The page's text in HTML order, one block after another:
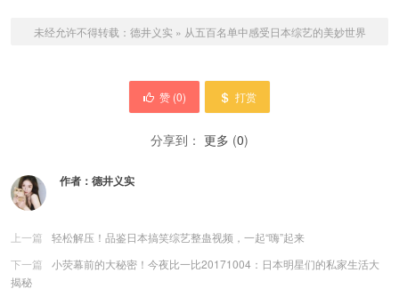
未经允许不得转载： 德井义实 » 从五百名单中感受日本综艺的美妙世界
赞 (0) 打赏
分享到： 更多 (0)
作者： 德井义实
上一篇
轻松解压！品鉴日本搞笑综艺整蛊视频，一起“嗨”起来
下一篇
小荧幕前的大秘密！今夜比一比20171004：日本明星们的私家生活大
揭秘